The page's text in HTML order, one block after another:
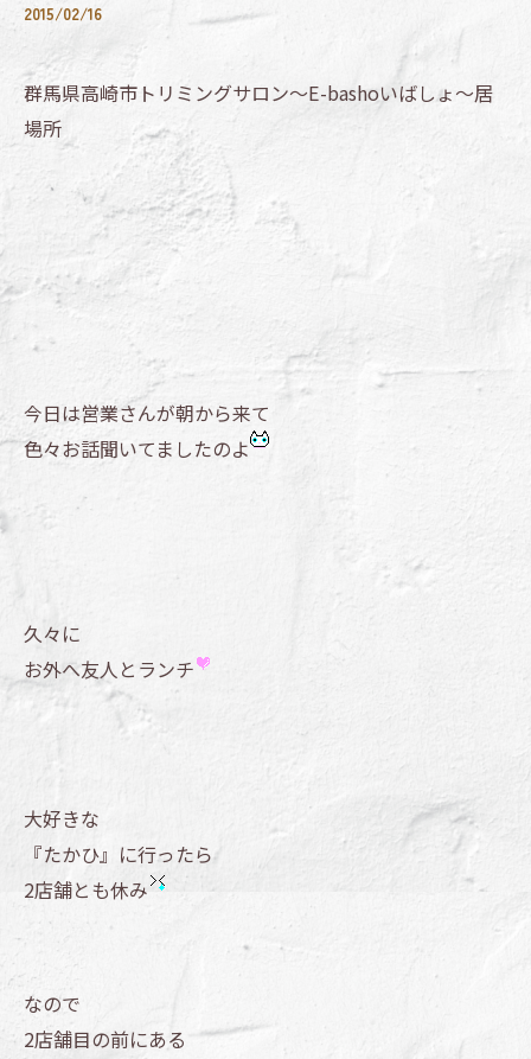
2015/02/16
群馬県高崎市トリミングサロン～E-bashoいばしょ～居
場所
今日は営業さんが朝から来て
色々お話聞いてましたのよ
久々に
お外へ友人とランチ
大好きな
『たかひ』に行ったら
2店舗とも休み
なので
2店舗目の前にある